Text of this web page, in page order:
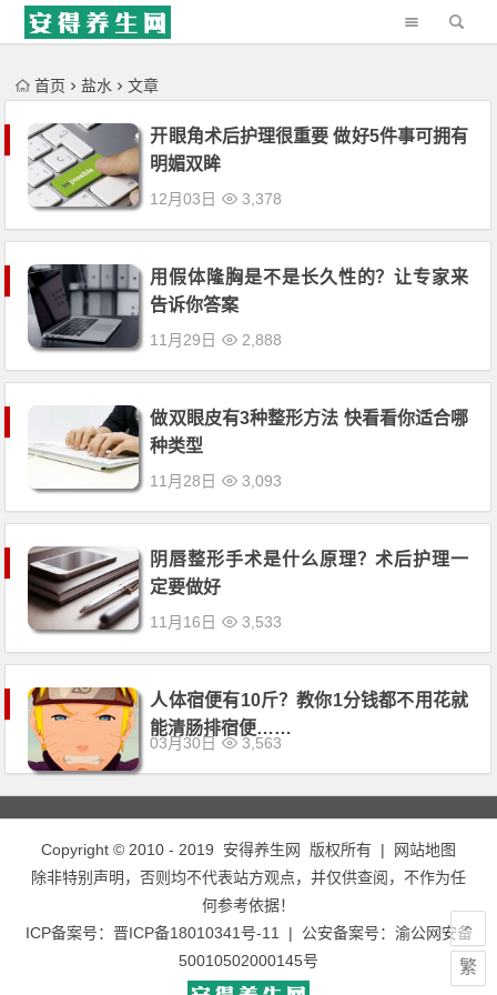
'); })();
首页 盐水 文章
开眼角术后护理很重要 做好5件事可拥有
明媚双眸
12月03日 3,378
用假体隆胸是不是长久性的？让专家来
告诉你答案
11月29日 2,888
做双眼皮有3种整形方法 快看看你适合哪
种类型
11月28日 3,093
阴唇整形手术是什么原理？术后护理一
定要做好
11月16日 3,533
人体宿便有10斤？教你1分钱都不用花就
能清肠排宿便……
03月30日 3,563
Copyright © 2010 - 2019 安得养生网 版权所有 |
网站地图
除非特别声明，否则均不代表站方观点，并仅供查阅，不作为任
何参考依据！
ICP备案号： 晋ICP备18010341号-11 | 公安备案号： 渝公网安备
50010502000145号
繁